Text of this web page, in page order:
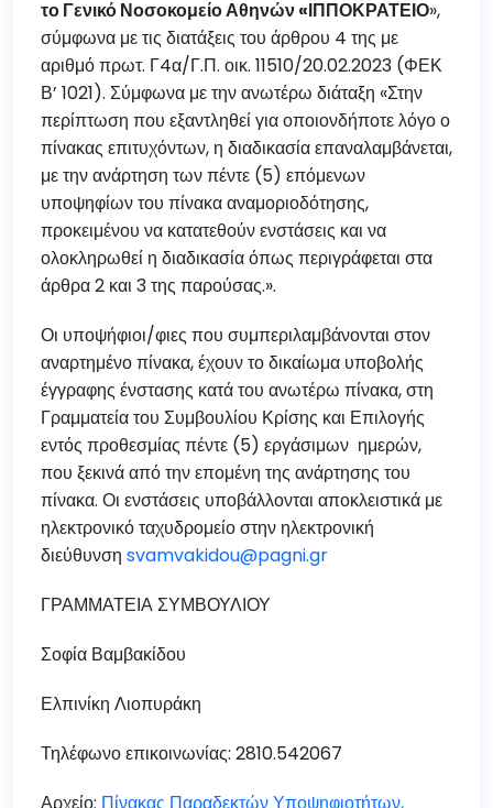
το Γενικό Νοσοκομείο Αθηνών «ΙΠΠΟΚΡΑΤΕΙΟ»,
σύμφωνα με τις διατάξεις του άρθρου 4 της με
αριθμό πρωτ. Γ4α/Γ.Π. οικ. 11510/20.02.2023 (ΦΕΚ
Β’ 1021). Σύμφωνα με την ανωτέρω διάταξη «Στην
περίπτωση που εξαντληθεί για οποιονδήποτε λόγο ο
πίνακας επιτυχόντων, η διαδικασία επαναλαμβάνεται,
με την ανάρτηση των πέντε (5) επόμενων
υποψηφίων του πίνακα αναμοριοδότησης,
προκειμένου να κατατεθούν ενστάσεις και να
ολοκληρωθεί η διαδικασία όπως περιγράφεται στα
άρθρα 2 και 3 της παρούσας.».
Οι υποψήφιοι/φιες που συμπεριλαμβάνονται στον
αναρτημένο πίνακα, έχουν το δικαίωμα υποβολής
έγγραφης ένστασης κατά του ανωτέρω πίνακα, στη
Γραμματεία του Συμβουλίου Κρίσης και Επιλογής
εντός προθεσμίας πέντε (5) εργάσιμων ημερών,
που ξεκινά από την επομένη της ανάρτησης του
πίνακα. Οι ενστάσεις υποβάλλονται αποκλειστικά με
ηλεκτρονικό ταχυδρομείο στην ηλεκτρονική
διεύθυνση svamvakidou@pagni.gr
ΓΡΑΜΜΑΤΕΙΑ ΣΥΜΒΟΥΛΙΟΥ
Σοφία Βαμβακίδου
Ελπινίκη Λιοπυράκη
Τηλέφωνο επικοινωνίας: 2810.542067